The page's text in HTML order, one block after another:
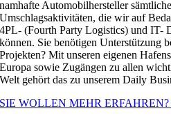
namhafte Automobilhersteller
Umschlagsaktivitäten, die wir auf
4PL- (Fourth Party Logistics) und IT-
können. Sie benötigen Unterstützung
Projekten? Mit unseren eigenen
Europa sowie Zugängen zu allen
Welt gehört das zu unserem Daily
SIE WOLLEN MEHR